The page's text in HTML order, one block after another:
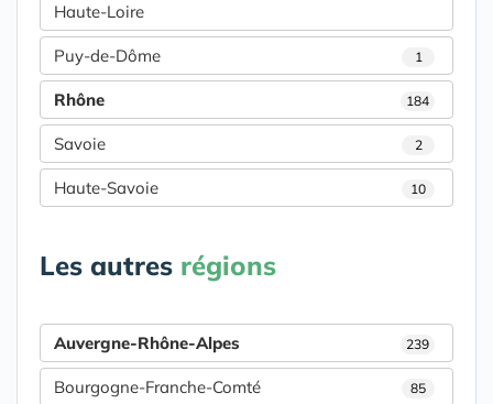
Haute-Loire
Puy-de-Dôme 1
Rhône 184
Savoie 2
Haute-Savoie 10
Les autres régions
Auvergne-Rhône-Alpes 239
Bourgogne-Franche-Comté 85